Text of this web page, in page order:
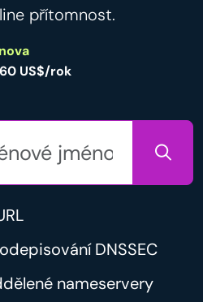
přítomnost.
US$/rok
DNSSEC
nameservery